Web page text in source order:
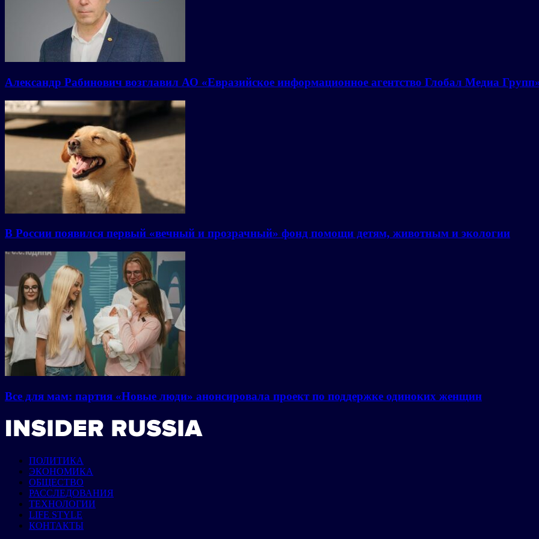
Александр Рабинович возглавил АО «Евразийское информационное агентство Глобал Медиа
В России появился первый «вечный и прозрачный» фонд помощи детям, животным и экологии
Все для мам: партия «Новые люди» анонсировала проект по поддержке одиноких женщин
ПОЛИТИКА
ЭКОНОМИКА
ОБЩЕСТВО
РАССЛЕДОВАНИЯ
ТЕХНОЛОГИИ
LIFE STYLE
КОНТАКТЫ